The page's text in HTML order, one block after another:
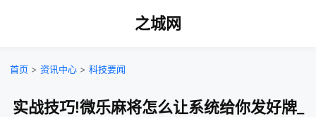
之城网
首页 > 资讯中心 > 科技要闻
实战技巧!微乐麻将怎么让系统给你发好牌_